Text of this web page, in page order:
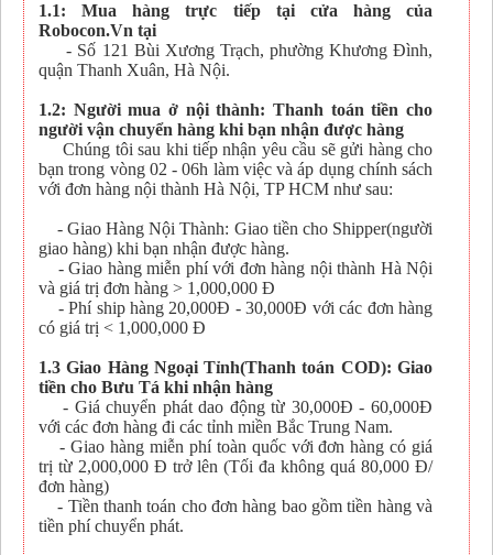
1.1: Mua hàng trực tiếp tại cửa hàng của
Robocon.Vn tại
- Số 121 Bùi Xương Trạch, phường Khương Đình,
quận Thanh Xuân, Hà Nội.
1.2: Người mua ở nội thành: Thanh toán tiền cho
người vận chuyển hàng khi bạn nhận được hàng
Chúng tôi sau khi tiếp nhận yêu cầu sẽ gửi hàng cho
bạn trong vòng 02 - 06h làm việc và áp dụng chính sách
với đơn hàng nội thành Hà Nội, TP HCM như sau:
- Giao Hàng Nội Thành: Giao tiền cho Shipper(người
giao hàng) khi bạn nhận được hàng.
- Giao hàng miễn phí với đơn hàng nội thành Hà Nội
và giá trị đơn hàng > 1,000,000 Đ
- Phí ship hàng 20,000Đ - 30,000Đ với các đơn hàng
có giá trị < 1,000,000 Đ
1.3 Giao Hàng Ngoại Tỉnh(Thanh toán COD): Giao
tiền cho Bưu Tá khi nhận hàng
- Giá chuyển phát dao động từ 30,000Đ - 60,000Đ
với các đơn hàng đi các tỉnh miền Bắc Trung Nam.
- Giao hàng miễn phí toàn quốc với đơn hàng có giá
trị từ 2,000,000 Đ trở lên (Tối đa không quá 80,000 Đ/
đơn hàng)
- Tiền thanh toán cho đơn hàng bao gồm tiền hàng và
tiền phí chuyển phát.